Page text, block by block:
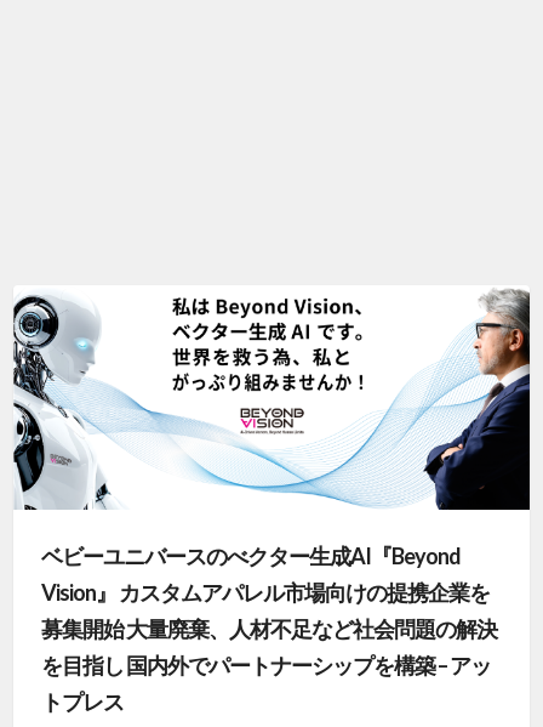
ベビーユニバースのべクター生成AI『Beyond
Vision』 カスタムアパレル市場向けの提携企業を
募集開始 大量廃棄、人材不足など社会問題の解決
を目指し 国内外でパートナーシップを構築 – アッ
トプレス